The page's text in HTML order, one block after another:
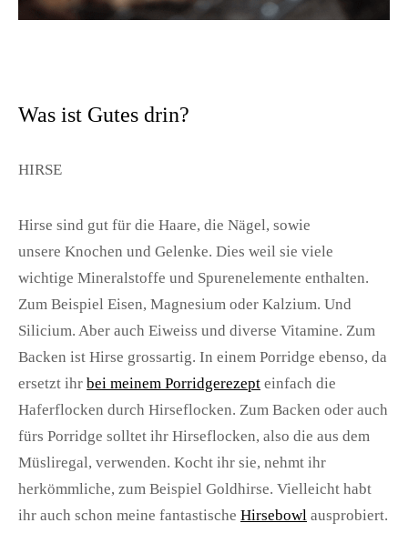
Was ist Gutes drin?
HIRSE
Hirse sind gut für die Haare, die Nägel, sowie
unsere Knochen und Gelenke. Dies weil sie viele
wichtige Mineralstoffe und Spurenelemente enthalten.
Zum Beispiel Eisen, Magnesium oder Kalzium. Und
Silicium. Aber auch Eiweiss und diverse Vitamine. Zum
Backen ist Hirse grossartig. In einem Porridge ebenso, da
ersetzt ihr bei meinem Porridgerezept einfach die
Haferflocken durch Hirseflocken. Zum Backen oder auch
fürs Porridge solltet ihr Hirseflocken, also die aus dem
Müsliregal, verwenden. Kocht ihr sie, nehmt ihr
herkömmliche, zum Beispiel Goldhirse. Vielleicht habt
ihr auch schon meine fantastische Hirsebowl ausprobiert.